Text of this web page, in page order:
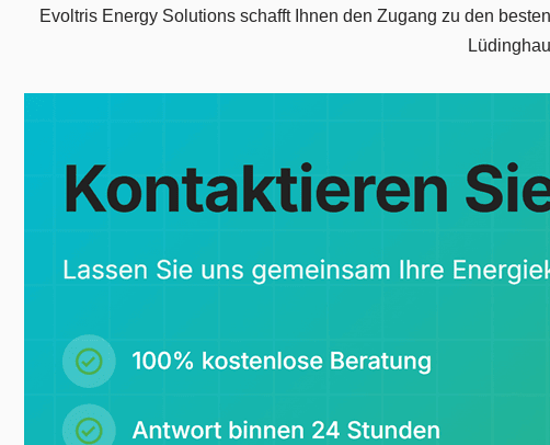
Evoltris Energy Solutions schafft Ihnen den Zugang zu den